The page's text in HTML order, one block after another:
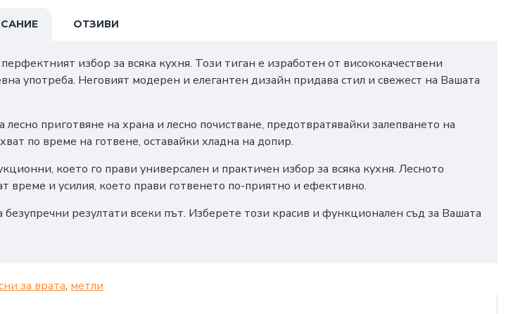
ОТЗИВИ
избор за всяка кухня. Този тиган е изработен от висококачествени
употреба. Неговият модерен и елегантен дизайн придава стил и свежест на Вашата
приготвяне на храна и лесно почистване, предотвратявайки залепването на
по време на готвене, оставайки хладна на допир.
което го прави универсален и практичен избор за всяка кухня. Лесното
време и усилия, което прави готвенето по-приятно и ефективно.
резултати всеки път. Изберете този красив и функционален съд за Вашата
за врата, метли